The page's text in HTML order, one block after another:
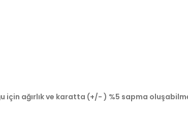
için ağırlık ve karatta (+/- ) %5 sapma